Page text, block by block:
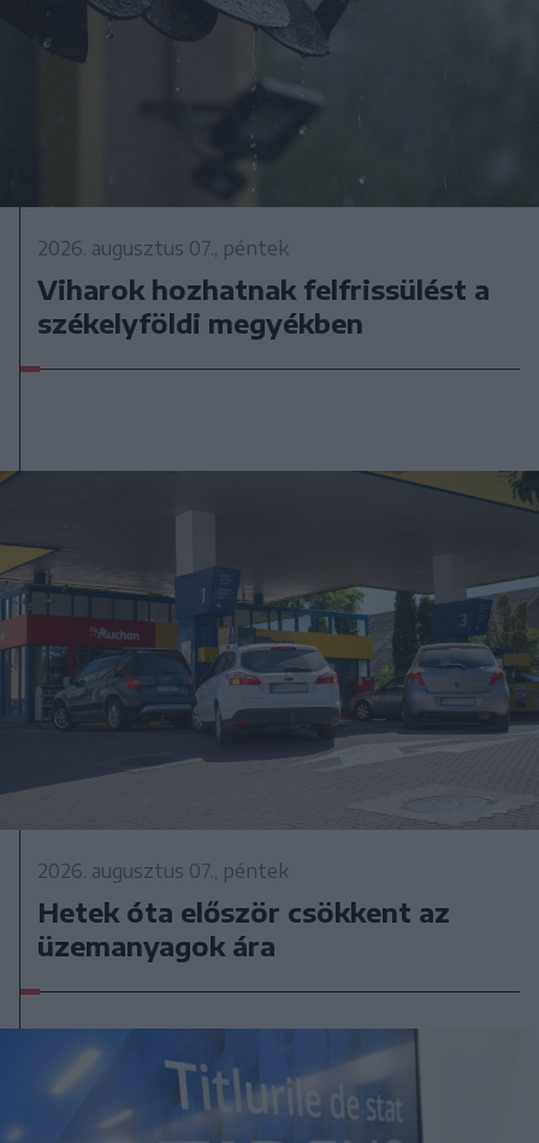
2026. augusztus 07., péntek
Viharok hozhatnak felfrissülést a
székelyföldi megyékben
2026. augusztus 07., péntek
Hetek óta először csökkent az
üzemanyagok ára